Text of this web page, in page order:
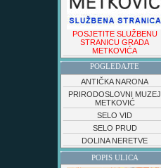
POSJETITE SLUŽBENU
STRANICU GRADA
METKOVIĆA
POGLEDAJTE
ANTIČKA NARONA
PRIRODOSLOVNI MUZEJ
METKOVIĆ
SELO VID
SELO PRUD
DOLINA NERETVE
POPIS ULICA